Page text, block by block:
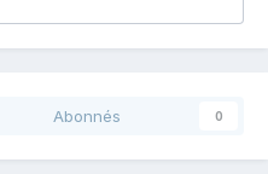
Abonnés 0